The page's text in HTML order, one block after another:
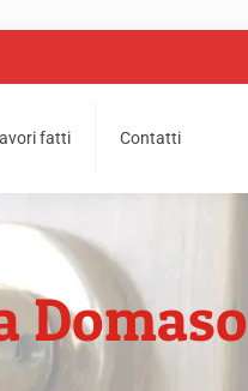
fatti Contatti
Domaso